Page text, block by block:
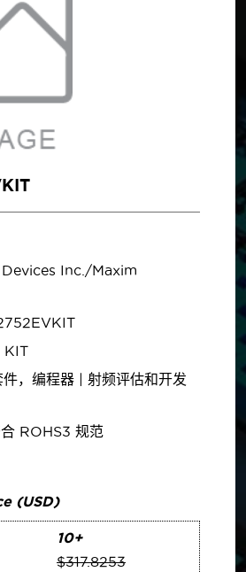
Inc./Maxim
KIT
，编程器 | 射频评估和开发
ROHS3 规范
(USD)
10+
$317.8253